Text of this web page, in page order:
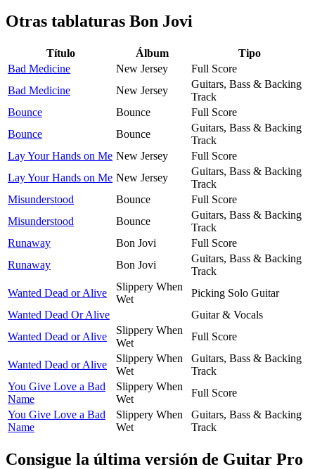
Otras tablaturas Bon Jovi
Título Álbum
Tipo
Bad Medicine
New Jersey
Full Score
Bad Medicine
New Jersey
Guitars, Bass & Backing
Track
Bounce
Bounce
Full Score
Bounce
Bounce
Guitars, Bass & Backing
Track
Lay Your Hands on Me New Jersey
Full Score
Lay Your Hands on Me New Jersey
Guitars, Bass & Backing
Track
Misunderstood
Bounce
Full Score
Misunderstood
Bounce
Guitars, Bass & Backing
Track
Runaway
Bon Jovi
Full Score
Runaway
Bon Jovi
Guitars, Bass & Backing
Track
Wanted Dead or Alive
Slippery When
Wet
Picking Solo Guitar
Wanted Dead Or Alive
Guitar & Vocals
Wanted Dead or Alive
Slippery When
Wet
Full Score
Wanted Dead or Alive
Slippery When
Wet
Guitars, Bass & Backing
Track
You Give Love a Bad
Name
Slippery When
Wet
Full Score
You Give Love a Bad
Name
Slippery When
Wet
Guitars, Bass & Backing
Track
Consigue la última versión de Guitar Pro